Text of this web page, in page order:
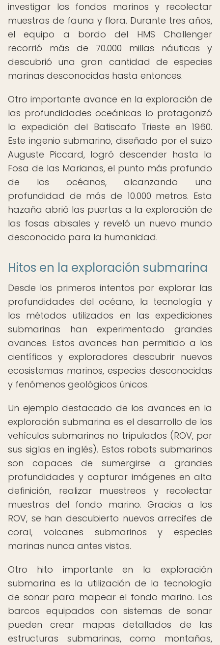
investigar los fondos marinos y recolectar
muestras de fauna y flora. Durante tres años,
el equipo a bordo del HMS Challenger
recorrió más de 70.000 millas náuticas y
descubrió una gran cantidad de especies
marinas desconocidas hasta entonces.
Otro importante avance en la exploración de
las profundidades oceánicas lo protagonizó
la expedición del Batiscafo Trieste en 1960.
Este ingenio submarino, diseñado por el suizo
Auguste Piccard, logró descender hasta la
Fosa de las Marianas, el punto más profundo
de los océanos, alcanzando una
profundidad de más de 10.000 metros. Esta
hazaña abrió las puertas a la exploración de
las fosas abisales y reveló un nuevo mundo
desconocido para la humanidad.
Hitos en la exploración submarina
Desde los primeros intentos por explorar las
profundidades del océano, la tecnología y
los métodos utilizados en las expediciones
submarinas han experimentado grandes
avances. Estos avances han permitido a los
científicos y exploradores descubrir nuevos
ecosistemas marinos, especies desconocidas
y fenómenos geológicos únicos.
Un ejemplo destacado de los avances en la
exploración submarina es el desarrollo de los
vehículos submarinos no tripulados (ROV, por
sus siglas en inglés). Estos robots submarinos
son capaces de sumergirse a grandes
profundidades y capturar imágenes en alta
definición, realizar muestreos y recolectar
muestras del fondo marino. Gracias a los
ROV, se han descubierto nuevos arrecifes de
coral, volcanes submarinos y especies
marinas nunca antes vistas.
Otro hito importante en la exploración
submarina es la utilización de la tecnología
de sonar para mapear el fondo marino. Los
barcos equipados con sistemas de sonar
pueden crear mapas detallados de las
estructuras submarinas, como montañas,